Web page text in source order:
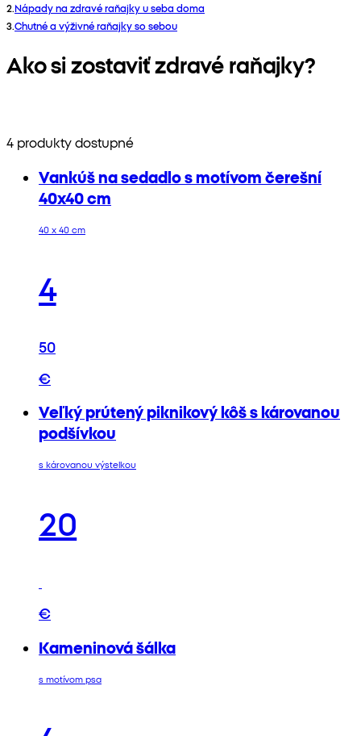
2.Nápady na zdravé raňajky u seba doma
3.Chutné a výživné raňajky so sebou
Ako si zostaviť zdravé raňajky?
4 produkty dostupné
Vankúš na sedadlo s motívom čerešní
40x40 cm
40 x 40 cm
4
50
€
Veľký prútený piknikový kôš s károvanou
podšívkou
s károvanou výstelkou
20
€
Kameninová šálka
s motívom psa